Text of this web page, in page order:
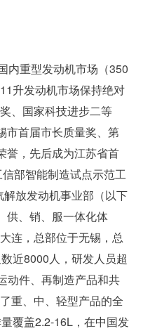
重型发动机市场（350
升发动机市场保持绝对
、国家科技进步二等
市首届市长质量奖、第
誉，先后成为江苏省首
部智能制造试点示范工
放发动机事业部（以下
供、销、服一体化体
连，总部位于无锡，总
近8000人，研发人员超
动件、再制造产品和共
重、中、轻型产品的全
覆盖2.2-16L，在中国发